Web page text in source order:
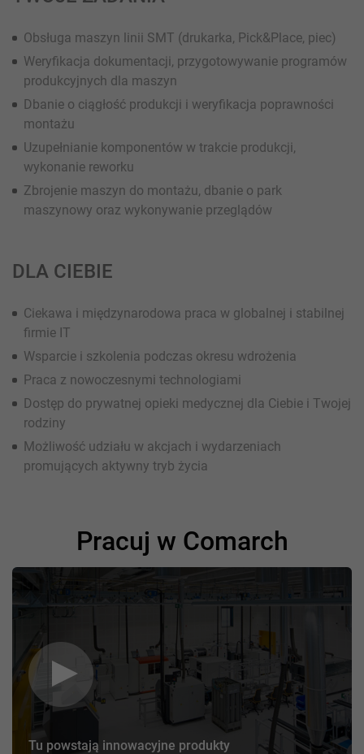
Obsługa maszyn linii SMT (drukarka, Pick&Place, piec)
Weryfikacja dokumentacji, przygotowywanie programów
produkcyjnych dla maszyn
Dbanie o ciągłość produkcji i weryfikacja poprawności
montażu
Uzupełnianie komponentów w trakcie produkcji,
wykonanie reworku
Zbrojenie maszyn do montażu, dbanie o park
maszynowy oraz wykonywanie przeglądów
DLA CIEBIE
Ciekawa i międzynarodowa praca w globalnej i stabilnej
firmie IT
Wsparcie i szkolenia podczas okresu wdrożenia
Praca z nowoczesnymi technologiami
Dostęp do prywatnej opieki medycznej dla Ciebie i Twojej
rodziny
Możliwość udziału w akcjach i wydarzeniach
promujących aktywny tryb życia
Pracuj w Comarch
Tu powstają innowacyjne produkty